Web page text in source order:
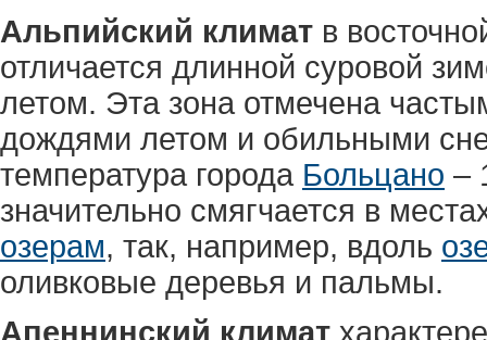
Альпийский климат в
отличается длинной суровой
летом. Эта зона отмечена
дождями летом и обильными
температура города Больцано –
значительно смягчается в
озерам, так, например, вдоль
оливковые деревья и пальмы.
Апеннинский климат